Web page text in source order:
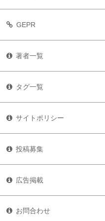
GEPR
著者一覧
タグ一覧
サイトポリシー
投稿募集
広告掲載
お問合わせ